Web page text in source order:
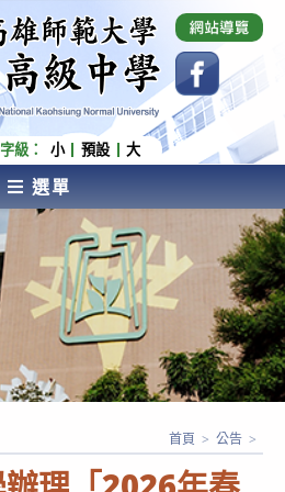
級中學 Affiliated Senior
Kaohsiung Normal
字級： 小 預設 大
選單
SCHOOL OF NATIONAL
UNIVERSITY
首頁 > 公告 >